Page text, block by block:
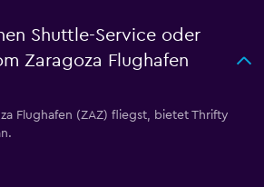
Shuttle-Service oder
Zaragoza Flughafen
Flughafen (ZAZ) fliegst, bietet Thrifty